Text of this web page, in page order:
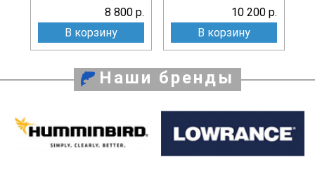
8 800 р.
В корзину
10 200 р.
В корзину
Наши бренды